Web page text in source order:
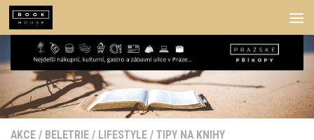
Skip to content
AKCE / BELETRIE / LIFESTYLE / TIPY NA KNIHY